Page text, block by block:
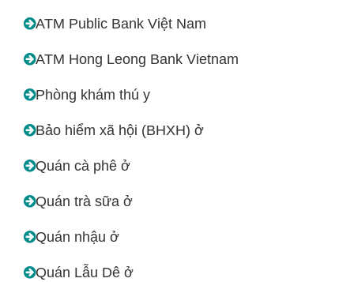
ATM Public Bank Việt Nam
ATM Hong Leong Bank Vietnam
Phòng khám thú y
Bảo hiểm xã hội (BHXH) ở
Quán cà phê ở
Quán trà sữa ở
Quán nhậu ở
Quán Lẫu Dê ở